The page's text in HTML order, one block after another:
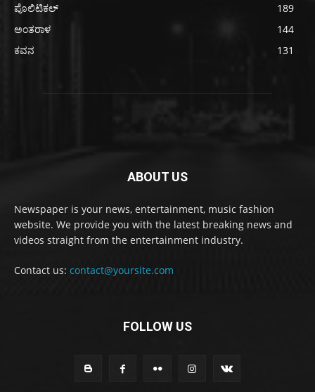
ಪೊಲಿಟಿಕಲ್
189
ಅಂತರಾಳ
144
ಕವನ
131
ABOUT US
Newspaper is your news, entertainment, music fashion
website. We provide you with the latest breaking news and
videos straight from the entertainment industry.
Contact us: contact@yoursite.com
FOLLOW US